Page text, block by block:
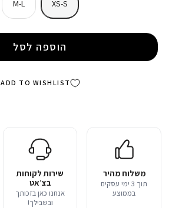
XS-S
M-L
הוספה לסל
ADD TO WISHLIST
משלוח מהיר
תוך 3 ימי עסקים
בממוצע
שירות לקוחות
בצ׳אט
אנחנו כאן בזכותך
ובשבילך!